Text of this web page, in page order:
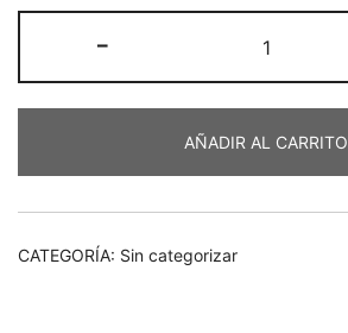
-
cantidad
AÑADIR AL CARRITO
CATEGORÍA: Sin categorizar